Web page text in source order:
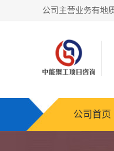
公司首页